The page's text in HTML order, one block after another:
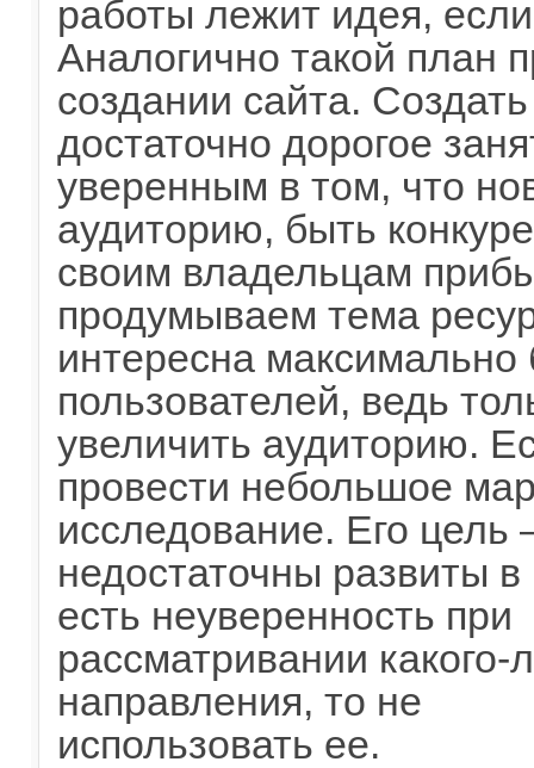
работы лежит идея,
Аналогично такой план
создании сайта.
достаточно дорогое
уверенным в том, что
аудиторию, быть
своим владельцам
продумываем тема
интересна
пользователей, ведь
увеличить аудиторию.
провести небольшое
исследование. Его
недостаточны развиты
есть неуверенность при
рассматривании какого-
направления, то не
использовать ее.